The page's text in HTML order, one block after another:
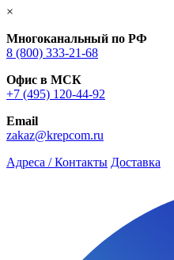
×
Многоканальный по РФ
8 (800) 333‑21-68
Офис в МСК
+7 (495) 120-44-92
Email
zakaz@krepcom.ru
Адреса / Контакты Доставка